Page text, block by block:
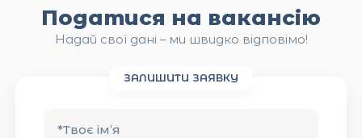
ZUS (страховий номер) — для медичного
страхування та податків.
завжди обов'язковий, але спрощує
Податися на вакансію
Надай свої дані – ми швидко відповімо!
ЗАЛИШИТИ ЗАЯВКУ
*Твоє ім’я